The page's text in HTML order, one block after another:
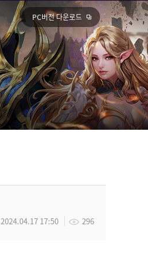
PC버전 다운로드
296
2024.04.17 17:50